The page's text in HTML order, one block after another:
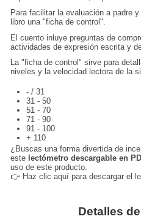
Para facilitar la evaluación a padre
libro una "ficha de control".
El cuento inluye preguntas de
actividades de expresión escrita y
La "ficha de control" sirve para
niveles y la velocidad lectora de la
- / 31
31 - 50
51 - 70
71 - 90
91 - 100
+ 110
¿Buscas una forma divertida de
este lectómetro descargable en
uso de este producto.
👉 Haz clic aquí para descargar el
Detalles